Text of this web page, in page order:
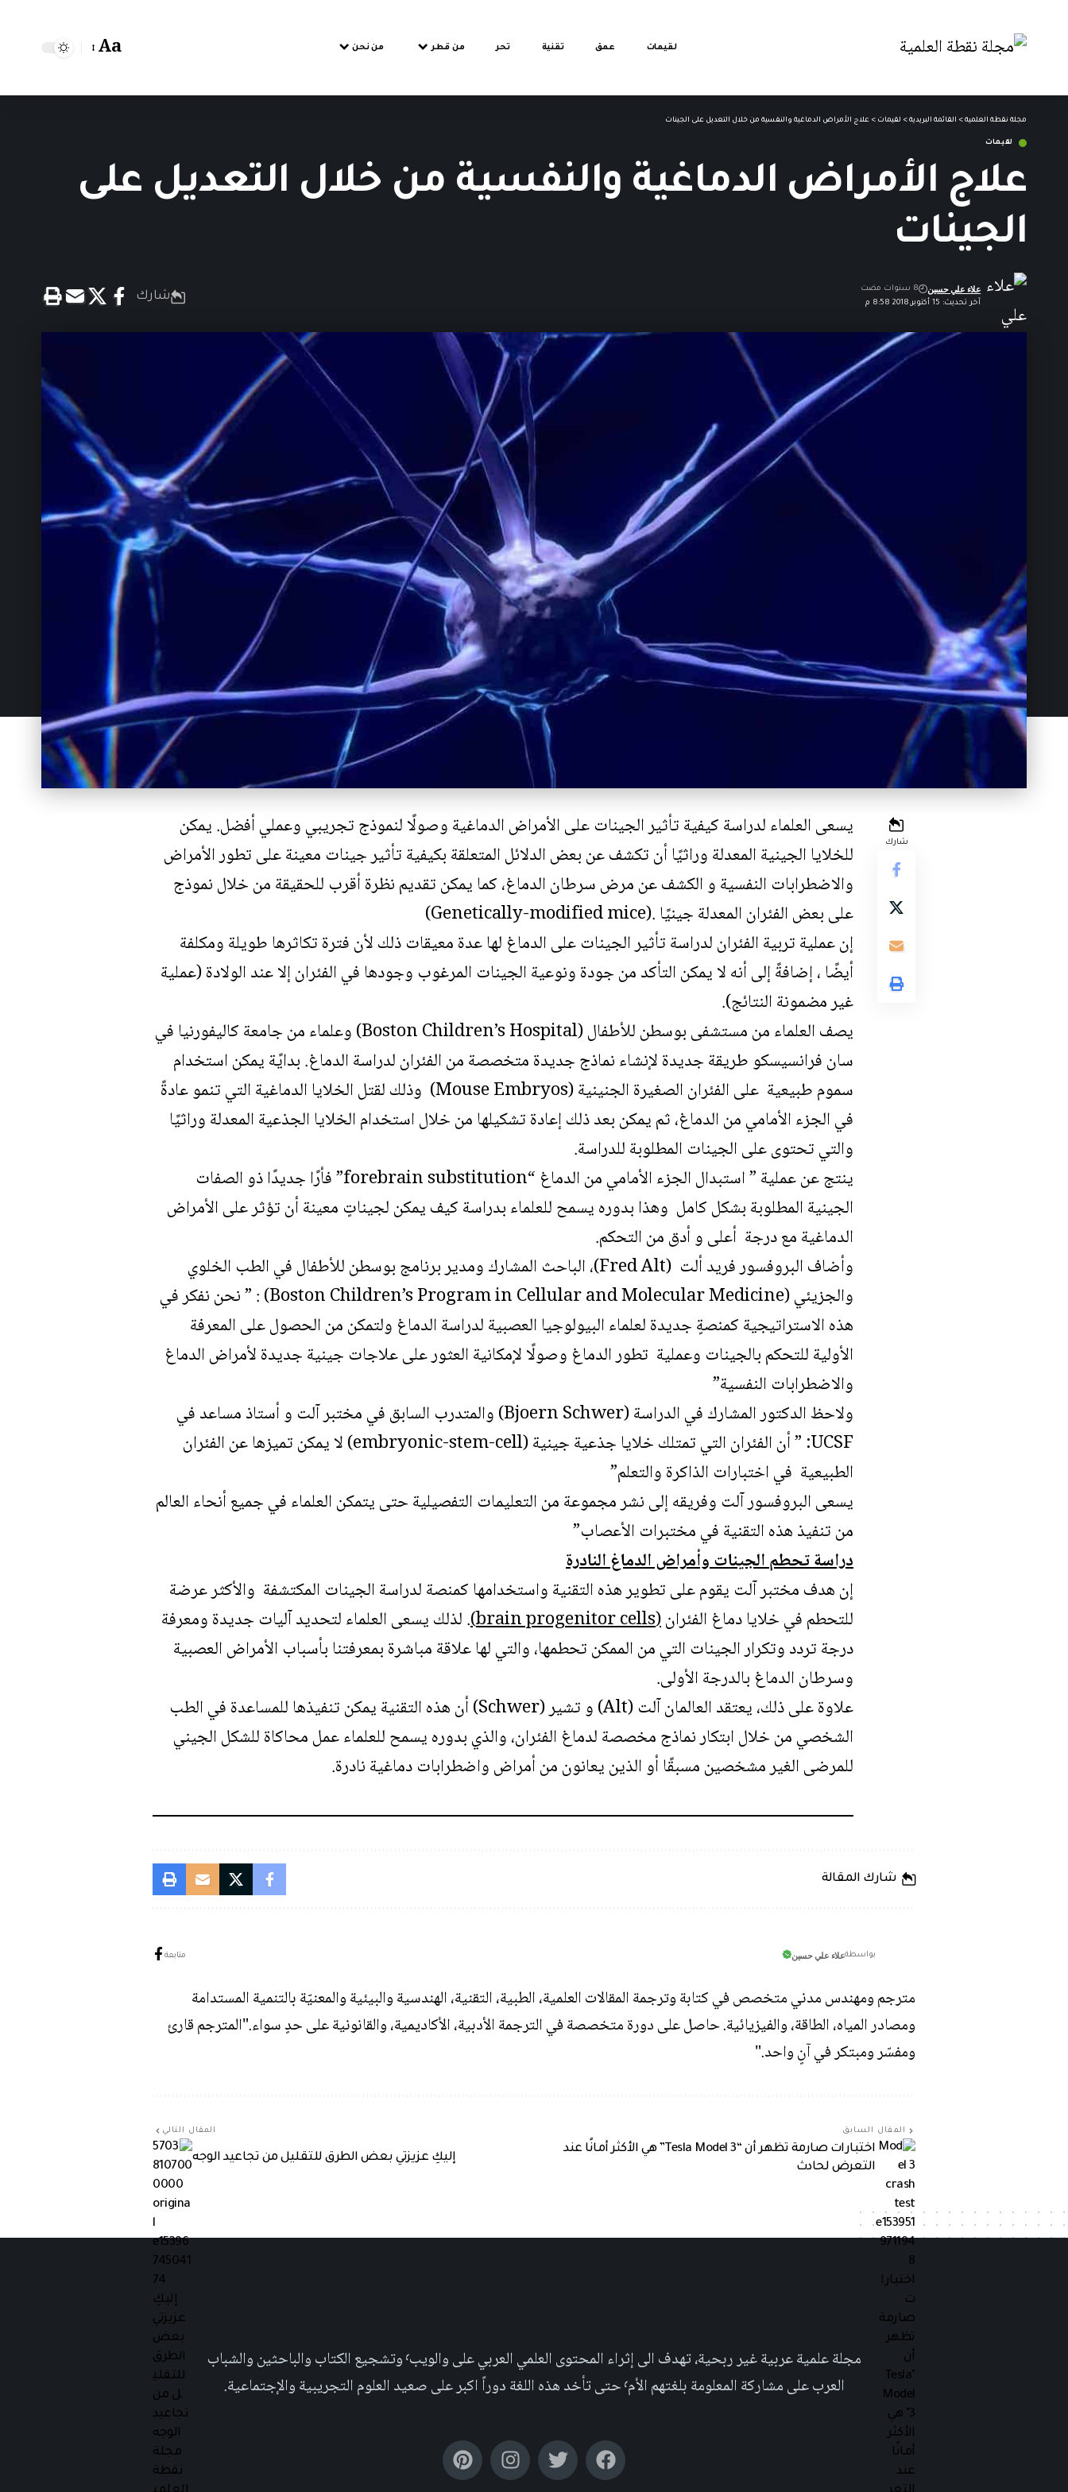
لقيمات عمق تقنية تحر من قطر من نحن Aa
مجلة نقطة العلمية > القائمة البريدية > لقيمات > علاج الأمراض الدماغية والنفسية من خلال التعديل على الجينات
لقيمات
علاج الأمراض الدماغية والنفسية من خلال التعديل على
الجينات
آخر تحديث: 15 أكتوبر,2018 8:58 م
علاء علي حسين 8 سنوات مضت
شارك
شارك
يسعى العلماء لدراسة كيفية تأثير الجينات على الأمراض الدماغية وصولًا لنموذج تجريبي وعملي أفضل. يمكن
للخلايا الجينية المعدلة وراثيًا أن تكشف عن بعض الدلائل المتعلقة بكيفية تأثير جينات معينة على تطور الأمراض
والاضطرابات النفسية و الكشف عن مرض سرطان الدماغ، كما يمكن تقديم نظرة أقرب للحقيقة من خلال نموذج
على بعض الفئران المعدلة جينيًا .(Genetically-modified mice)
إن عملية تربية الفئران لدراسة تأثير الجينات على الدماغ لها عدة معيقات ذلك لأن فترة تكاثرها طويلة ومكلفة
أيضًا ، إضافةً إلى أنه لا يمكن التأكد من جودة ونوعية الجينات المرغوب وجودها في الفئران إلا عند الولادة (عملية
غير مضمونة النتائج).
يصف العلماء من مستشفى بوسطن للأطفال (Boston Children’s Hospital) وعلماء من جامعة كاليفورنيا في
سان فرانسيسكو طريقة جديدة لإنشاء نماذج جديدة متخصصة من الفئران لدراسة الدماغ. بدايًة يمكن استخدام
سموم طبيعية على الفئران الصغيرة الجنينية (Mouse Embryos) وذلك لقتل الخلايا الدماغية التي تنمو عادةً
في الجزء الأمامي من الدماغ، ثم يمكن بعد ذلك إعادة تشكيلها من خلال استخدام الخلايا الجذعية المعدلة وراثيًا
والتي تحتوى على الجينات المطلوبة للدراسة.
ينتج عن عملية ” استبدال الجزء الأمامي من الدماغ “forebrain substitution” فأرًا جديدًا ذو الصفات
الجينية المطلوبة بشكل كامل وهذا بدوره يسمح للعلماء بدراسة كيف يمكن لجيناتٍ معينة أن تؤثر على الأمراض
الدماغية مع درجة أعلى و أدق من التحكم.
وأضاف البروفسور فريد ألت (Fred Alt)، الباحث المشارك ومدير برنامج بوسطن للأطفال في الطب الخلوي
والجزيئي (Boston Children’s Program in Cellular and Molecular Medicine) : ” نحن نفكر في
هذه الاستراتيجية كمنصةٍ جديدة لعلماء البيولوجيا العصبية لدراسة الدماغ ولتمكن من الحصول على المعرفة
الأولية للتحكم بالجينات وعملية تطور الدماغ وصولًا لإمكانية العثور على علاجات جينية جديدة لأمراض الدماغ
والاضطرابات النفسية”
ولاحظ الدكتور المشارك في الدراسة (Bjoern Schwer) والمتدرب السابق في مختبر آلت و أستاذ مساعد في
UCSF: ” أن الفئران التي تمتلك خلايا جذعية جينية (embryonic-stem-cell) لا يمكن تميزها عن الفئران
الطبيعية في اختبارات الذاكرة والتعلم”
يسعى البروفسور آلت وفريقه إلى نشر مجموعة من التعليمات التفصيلية حتى يتمكن العلماء في جميع أنحاء العالم
من تنفيذ هذه التقنية في مختبرات الأعصاب”
دراسة تحطم الجينات وأمراض الدماغ النادرة
إن هدف مختبر آلت يقوم على تطوير هذه التقنية واستخدامها كمنصة لدراسة الجينات المكتشفة والأكثر عرضة
للتحطم في خلايا دماغ الفئران(
brain progenitor cells
). لذلك يسعى العلماء لتحديد آليات جديدة ومعرفة
درجة تردد وتكرار الجينات التي من الممكن تحطمها، والتي لها علاقة مباشرة بمعرفتنا بأسباب الأمراض العصبية
وسرطان الدماغ بالدرجة الأولى.
علاوة على ذلك، يعتقد العالمان آلت (Alt) و تشير (Schwer) أن هذه التقنية يمكن تنفيذها للمساعدة في الطب
الشخصي من خلال ابتكار نماذج مخصصة لدماغ الفئران، والذي بدوره يسمح للعلماء عمل محاكاة للشكل الجيني
للمرضى الغير مشخصين مسبقًا أو الذين يعانون من أمراض واضطرابات دماغية نادرة.
شارك المقالة
بواسطةعلاء علي حسين متابعة
مترجم ومهندس مدني متخصص في كتابة وترجمة المقالات العلمية، الطبية، التقنية، الهندسية والبيئية والمعنيّة بالتنمية المستدامة
ومصادر المياه، الطاقة، والفيزيائية. حاصل على دورة متخصصة في الترجمة الأدبية، الأكاديمية، والقانونية على حدٍ سواء."المترجم قارئ
ومفسّر ومبتكر في آنٍ واحد."
المقال السابق
اختبارات صارمة تظهر أن “Tesla Model 3” هي الأكثر أمانًا عند
التعرض لحادث
المقال التالي
إليكِ عزيزتي بعض الطرق للتقليل من تجاعيد الوجه
مجلة علمية عربية غير ربحية، تهدف الى إثراء المحتوى العلمي العربي على والويب٬ وتشجيع الكتاب والباحثين والشباب
العرب على مشاركة المعلومة بلغتهم الأم٬ حتى تأخد هذه اللغة دوراً اكبر على صعيد العلوم التجريبية والإجتماعية.